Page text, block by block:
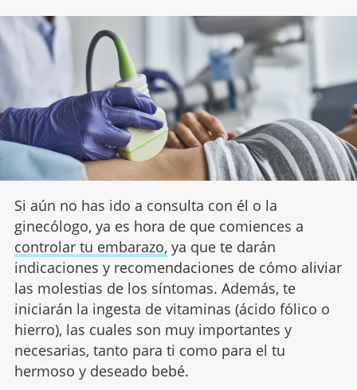
Si aún no has ido a consulta con él o la
ginecólogo, ya es hora de que comiences a
controlar tu embarazo, ya que te darán
indicaciones y recomendaciones de cómo aliviar
las molestias de los síntomas. Además, te
iniciarán la ingesta de vitaminas (ácido fólico o
hierro), las cuales son muy importantes y
necesarias, tanto para ti como para el tu
hermoso y deseado bebé.